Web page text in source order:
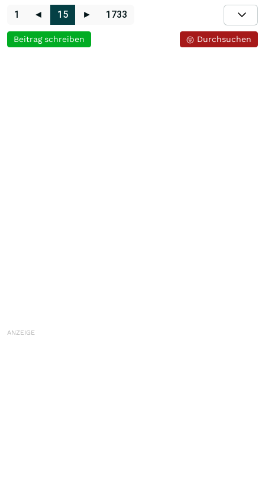
1 ◄ 15 ► 1733
Durchsuchen
Beitrag schreiben